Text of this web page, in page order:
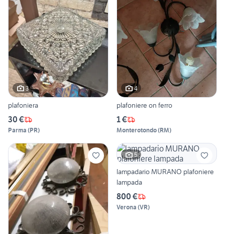
3
plafoniera
30 €
Parma (PR)
4
plafoniere on ferro
1 €
Monterotondo(RM)
5
lampadario MURANO plafoniere
lampada
800 €
Verona (VR)